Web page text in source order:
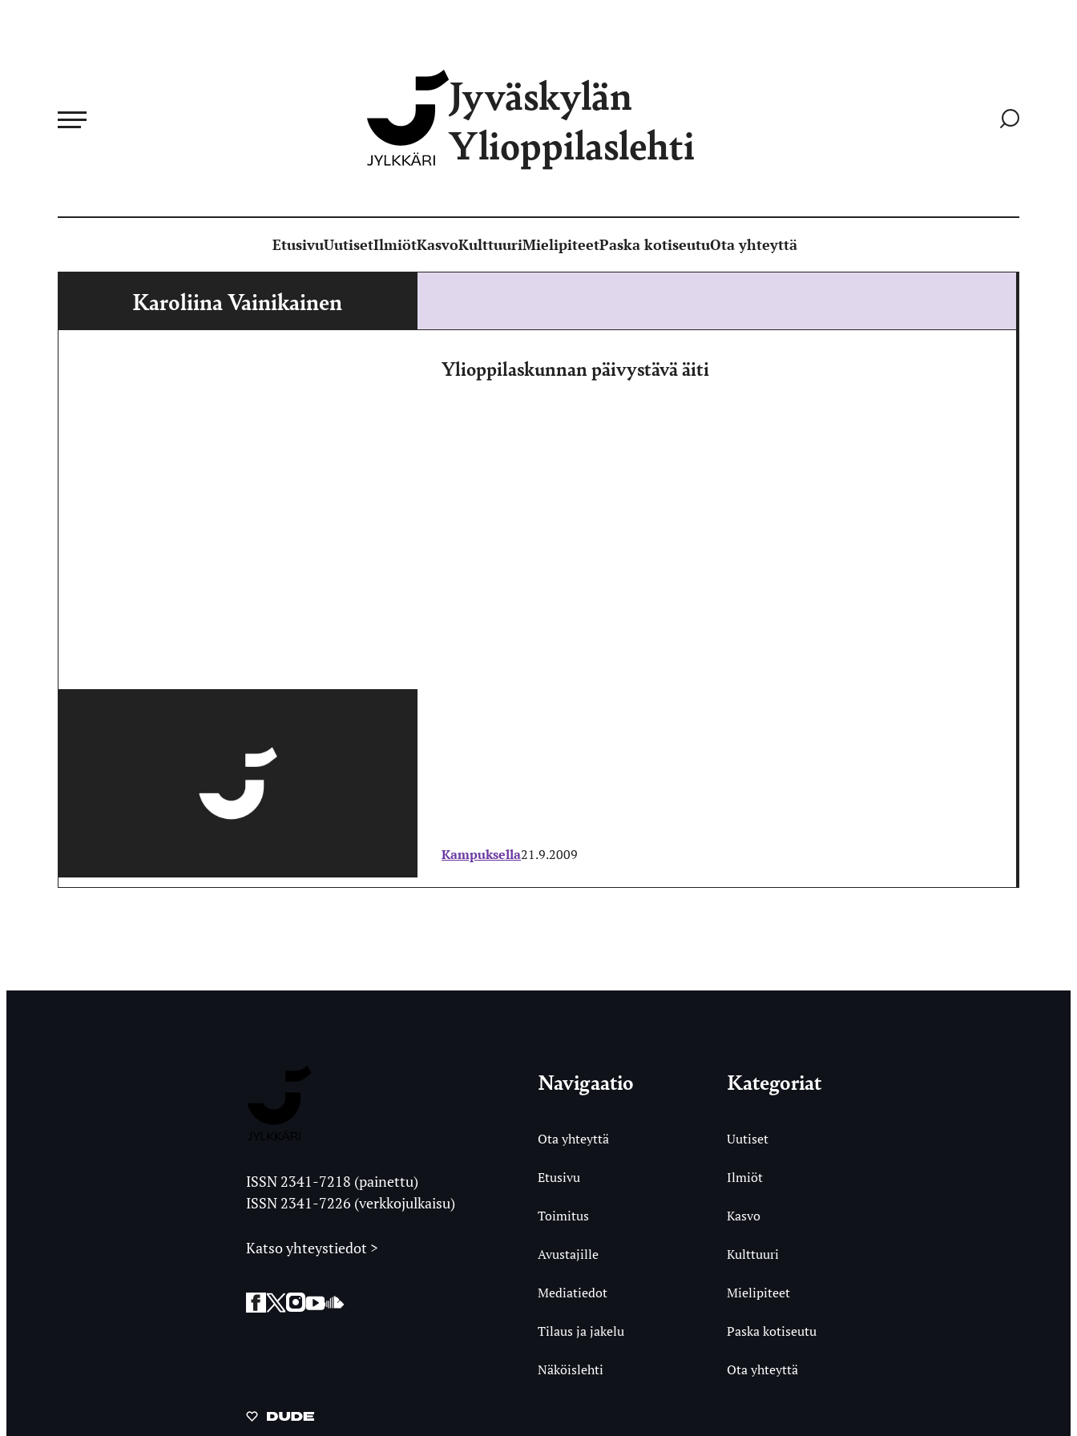
Jyväskylän
Ylioppilaslehti
Siirry
EtusivuUutisetIlmiötKasvoKulttuuriMielipiteetPaska kotiseutuOta yhteyttä
Karoliina Vainikainen
Ylioppilaskunnan päivystävä äiti
Kampuksella21.9.2009
Ylioppilaslehti
ISSN 2341-7218 (painettu)
ISSN 2341-7226 (verkkojulkaisu)
Katso yhteystiedot >
Facebook
Twitter
Instagram
YouTubeSoundCloud
Navigaatio
Ota yhteyttä
Etusivu
Toimitus
Avustajille
Mediatiedot
Tilaus ja jakelu
Näköislehti
Kategoriat
Uutiset
Ilmiöt
Kasvo
Kulttuuri
Mielipiteet
Paska kotiseutu
Ota yhteyttä